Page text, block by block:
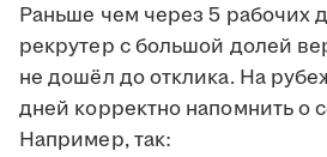
Раньше чем через 5 рабочих
рекрутер с большой долей
не дошёл до отклика. На
дней корректно напомнить о
Например, так: